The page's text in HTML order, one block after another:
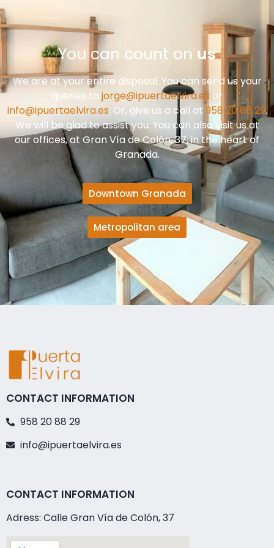
You can count on us
We are at your entire disposal. You can send us your
queries to jorge@ipuertaelvira.es or
info@ipuertaelvira.es. Or, give us a call at958 20 88 29.
We will be glad to assist you. You can also visit us at
our offices, at Gran Vía de Colón, 37, in the heart of
Granada.
Downtown Granada
Metropolitan area
CONTACT INFORMATION
958 20 88 29
info@ipuertaelvira.es
CONTACT INFORMATION
Adress: Calle Gran Vía de Colón, 37